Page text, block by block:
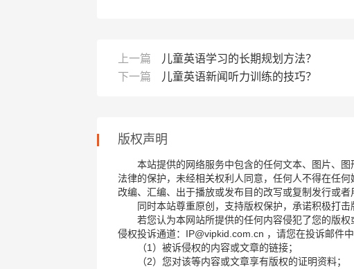
上一篇
儿童英语学习的长期规划方法？
下一篇
儿童英语新闻听力训练的技巧？
版权声明
本站提供的网络服务中包含的任何文本、图片、
法律的保护，未经相关权利人同意，任何人不得在任
改编、汇编、出于播放或发布目的改写或复制发行或者
同时本站尊重原创，支持版权保护，承诺积极打击
若您认为本网站所提供的任何内容侵犯了您的版
侵权投诉通道：IP@vipkid.com.cn ，请您在投诉邮件中
（1）被诉侵权的内容或文章的链接；
（2）您对该等内容或文章享有版权的证明资料；